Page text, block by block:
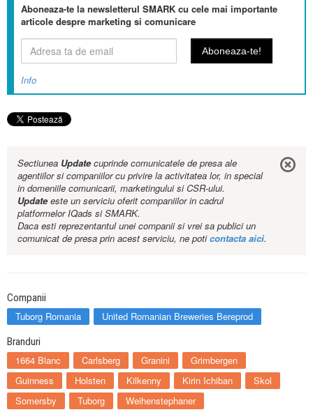
Aboneaza-te la newsletterul SMARK cu cele mai importante
articole despre marketing si comunicare
Info
Sectiunea Updatecuprinde comunicatele de presa ale
agentiilor si companiilor cu privire la activitatea lor, in special
in domeniile comunicarii, marketingului si CSR-ului.
Updateeste un serviciu oferit companiilor in cadrul
platformelor IQads si SMARK.
Daca esti reprezentantul unei companii si vrei sa publici un
comunicat de presa prin acest serviciu, ne poticontacta aici.
Companii
Tuborg Romania United Romanian Breweries Bereprod
Branduri
1664 Blanc Carlsberg Granini
Grimbergen
Guinness
Holsten Kilkenny Kirin Ichiban
Skol
Somersby
Tuborg Weihenstephaner